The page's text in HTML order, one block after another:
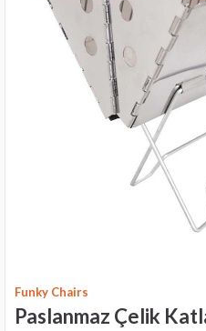
Funky Chairs
Paslanmaz Çelik